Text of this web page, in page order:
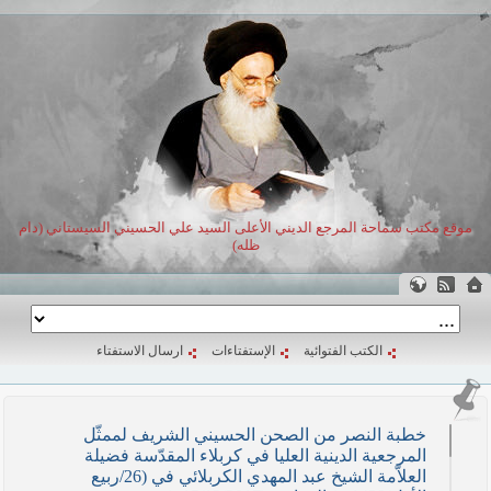
موقع مكتب سماحة المرجع الديني الأعلى السيد علي الحسيني السيستاني (دام
ظله)
الكتب الفتوائية الإستفتاءات ارسال الاستفتاء
خطبة النصر من الصحن الحسيني الشريف لممثّل
المرجعية الدينية العليا في كربلاء المقدّسة فضيلة
العلاّمة الشيخ عبد المهدي الكربلائي في (26/ربيع